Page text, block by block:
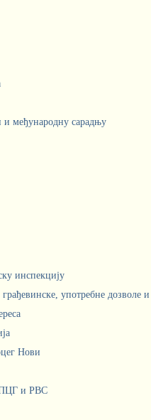
и међународну сарадњу
инспекцију
употребне дозволе и
Нови
и РВС